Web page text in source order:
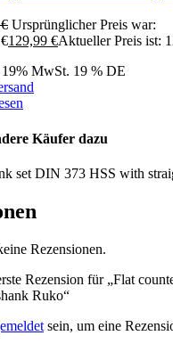
€ Ursprünglicher Preis war:
129,99 €Aktueller Preis ist:
MwSt. 19 % DE
Käufer dazu
set DIN 373 HSS with
Rezensionen.
Rezension für „Flat
Ruko“
sein, um eine